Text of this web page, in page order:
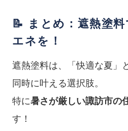
📝 まとめ：遮熱塗
エネを！
遮熱塗料は、「快適な夏」
同時に叶える選択肢。
特に暑さが厳しい諏訪市の
す！